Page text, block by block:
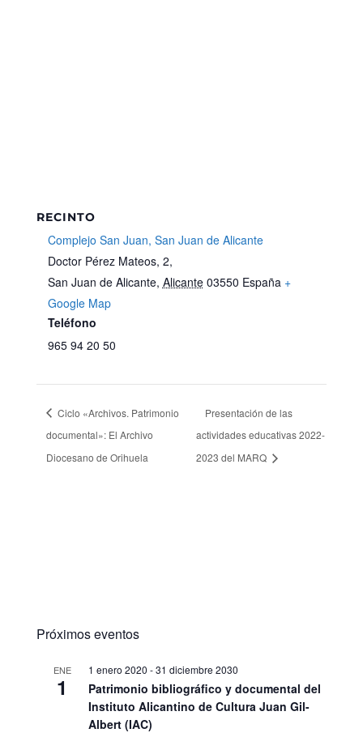
RECINTO
Complejo San Juan, San Juan de Alicante
Doctor Pérez Mateos, 2,
San Juan de Alicante, Alicante 03550 España +
Google Map
Teléfono
965 94 20 50
Ciclo «Archivos. Patrimonio
documental»: El Archivo
Diocesano de Orihuela
Presentación de las
actividades educativas 2022-
2023 del MARQ
Próximos eventos
ENE
1
1 enero 2020 -31 diciembre 2030
Patrimonio bibliográfico y documental del
Instituto Alicantino de Cultura Juan Gil-
Albert (IAC)